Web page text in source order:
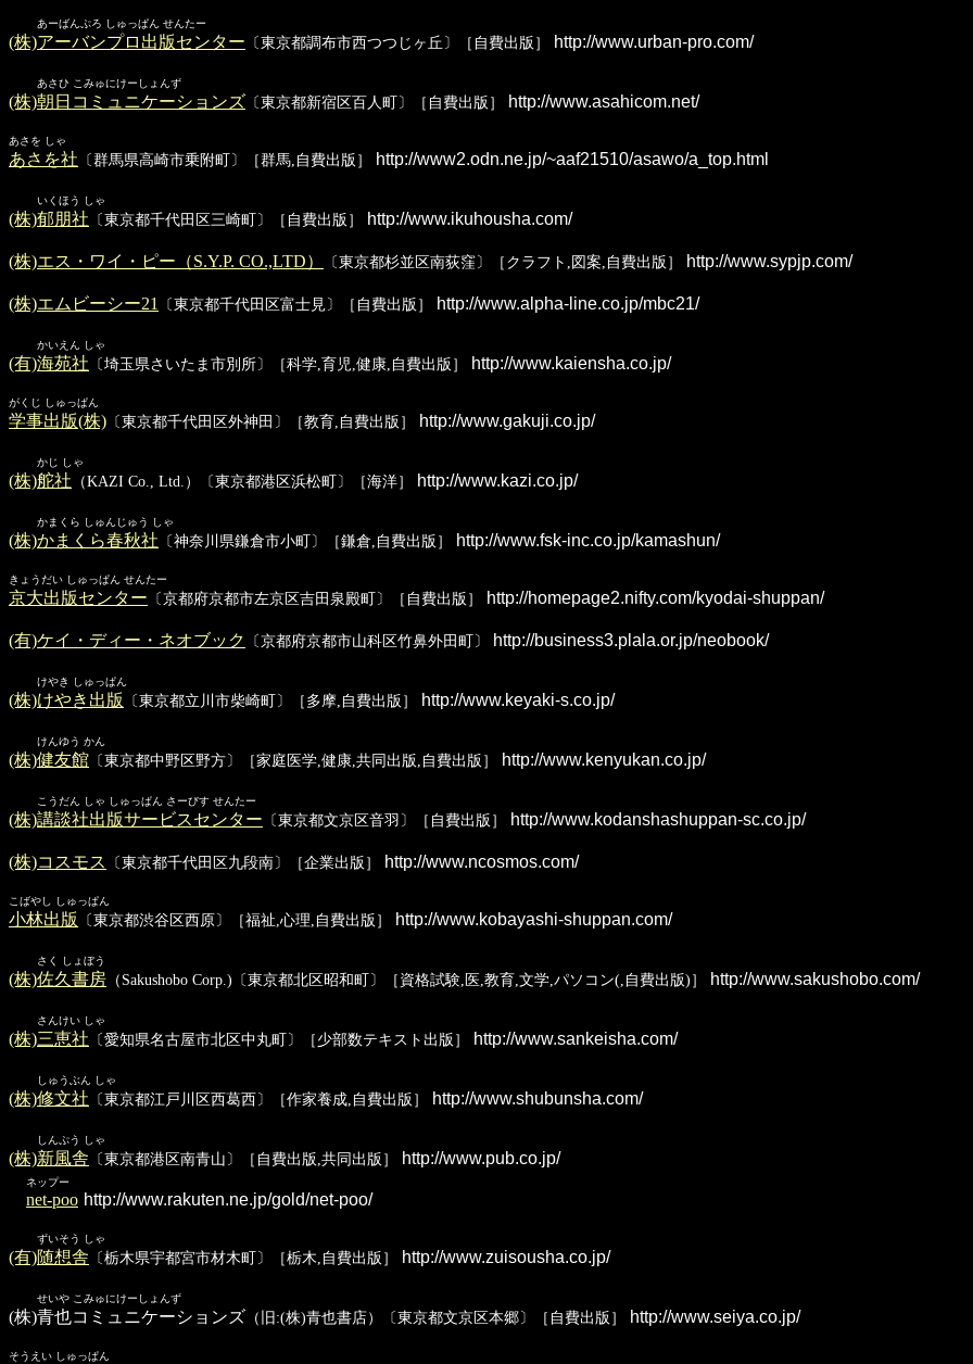
あーばんぷろ しゅっぱん せんたー
(株)アーバンプロ出版センター 〔東京都調布市西つつじヶ丘〕［自費出版］ http://www.urban-pro.com/
あさひ こみゅにけーしょんず
(株)朝日コミュニケーションズ 〔東京都新宿区百人町〕［自費出版］ http://www.asahicom.net/
あさを しゃ
あさを社 〔群馬県高崎市乗附町〕［群馬,自費出版］ http://www2.odn.ne.jp/~aaf21510/asawo/a_top.html
いくほう しゃ
(株)郁朋社 〔東京都千代田区三崎町〕［自費出版］ http://www.ikuhousha.com/
(株)エス・ワイ・ピー（S.Y.P. CO.,LTD） 〔東京都杉並区南荻窪〕［クラフト,図案,自費出版］ http://www.sypjp.com/
(株)エムビーシー21 〔東京都千代田区富士見〕［自費出版］ http://www.alpha-line.co.jp/mbc21/
かいえん しゃ
(有)海苑社 〔埼玉県さいたま市別所〕［科学,育児,健康,自費出版］ http://www.kaiensha.co.jp/
がくじ しゅっぱん
学事出版(株) 〔東京都千代田区外神田〕［教育,自費出版］ http://www.gakuji.co.jp/
かじ しゃ
(株)舵社 （KAZI Co., Ltd.）〔東京都港区浜松町〕［海洋］ http://www.kazi.co.jp/
かまくら しゅんじゅう しゃ
(株)かまくら春秋社 〔神奈川県鎌倉市小町〕［鎌倉,自費出版］ http://www.fsk-inc.co.jp/kamashun/
きょうだい しゅっぱん せんたー
京大出版センター 〔京都府京都市左京区吉田泉殿町〕［自費出版］ http://homepage2.nifty.com/kyodai-shuppan/
(有)ケイ・ディー・ネオブック 〔京都府京都市山科区竹鼻外田町〕 http://business3.plala.or.jp/neobook/
けやき しゅっぱん
(株)けやき出版 〔東京都立川市柴崎町〕［多摩,自費出版］ http://www.keyaki-s.co.jp/
けんゆう かん
(株)健友館 〔東京都中野区野方〕［家庭医学,健康,共同出版,自費出版］ http://www.kenyukan.co.jp/
こうだん しゃ しゅっぱん さーびす せんたー
(株)講談社出版サービスセンター 〔東京都文京区音羽〕［自費出版］ http://www.kodanshashuppan-sc.co.jp/
(株)コスモス 〔東京都千代田区九段南〕［企業出版］ http://www.ncosmos.com/
こばやし しゅっぱん
小林出版 〔東京都渋谷区西原〕［福祉,心理,自費出版］ http://www.kobayashi-shuppan.com/
さく しょぼう
(株)佐久書房 （Sakushobo Corp.)〔東京都北区昭和町〕［資格試験,医,教育,文学,パソコン(,自費出版)］ http://www.sakushobo.com/
さんけい しゃ
(株)三恵社 〔愛知県名古屋市北区中丸町〕［少部数テキスト出版］ http://www.sankeisha.com/
しゅうぶん しゃ
(株)修文社 〔東京都江戸川区西葛西〕［作家養成,自費出版］ http://www.shubunsha.com/
しんぷう しゃ
(株)新風舎 〔東京都港区南青山〕［自費出版,共同出版］ http://www.pub.co.jp/
ネップー
net-poo http://www.rakuten.ne.jp/gold/net-poo/
ずいそう しゃ
(有)随想舎 〔栃木県宇都宮市材木町〕［栃木,自費出版］ http://www.zuisousha.co.jp/
せいや こみゅにけーしょんず
(株)青也コミュニケーションズ （旧:(株)青也書店）〔東京都文京区本郷〕［自費出版］ http://www.seiya.co.jp/
そうえい しゅっぱん